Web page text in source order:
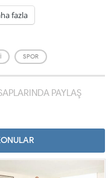
fazla
SPOR
PAYLAŞ